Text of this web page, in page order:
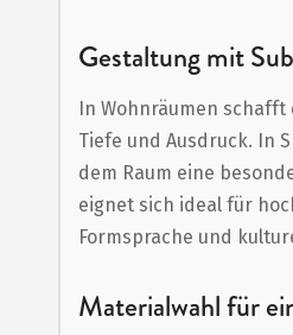
Gestaltung mit
In Wohnräumen
Tiefe und Ausdruck. In
dem Raum eine
eignet sich ideal für
Formsprache und
Materialwahl für